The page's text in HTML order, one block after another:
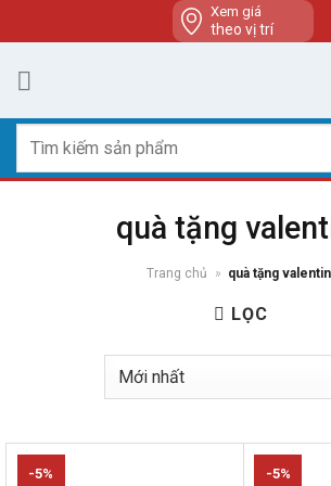
to
content
Xem giá
theo vị trí
kiếm:
quà tặng
Trang chủ » quà tặng
LỌC
-5% -5%